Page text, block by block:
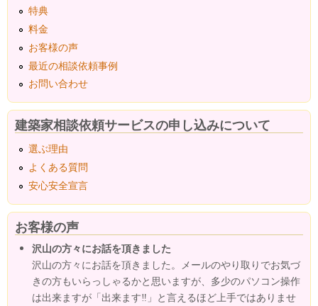
特典
料金
お客様の声
最近の相談依頼事例
お問い合わせ
建築家相談依頼サービスの申し込みについて
選ぶ理由
よくある質問
安心安全宣言
お客様の声
沢山の方々にお話を頂きました
沢山の方々にお話を頂きました。メールのやり取りでお気づ
きの方もいらっしゃるかと思いますが、多少のパソコン操作
は出来ますが「出来ます‼」と言えるほど上手ではありませ